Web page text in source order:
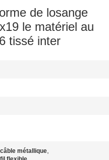
de losange
le matériel au
tissé inter
métallique,